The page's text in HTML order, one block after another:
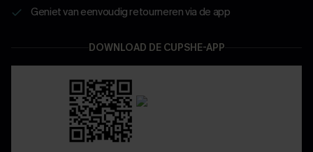
Geniet van eenvoudig retourneren via de app
DOWNLOAD DE CUPSHE-APP